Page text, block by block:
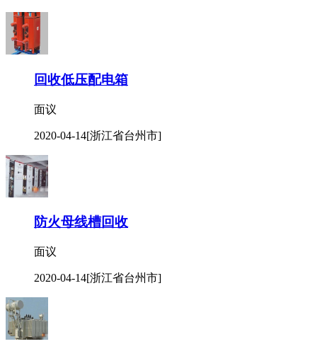
回收低压配电箱
面议
2020-04-14[浙江省台州市]
防火母线槽回收
面议
2020-04-14[浙江省台州市]